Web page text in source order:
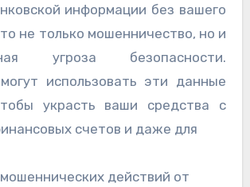
информации без вашего
не только мошенничество, но и
угроза безопасности.
использовать эти данные
украсть ваши средства с
счетов и даже для
действий от